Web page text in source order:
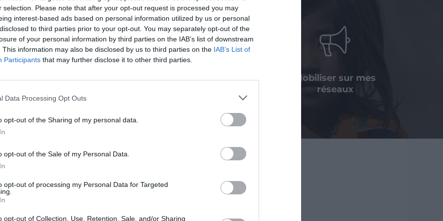
selection. Please note that after your opt-out request is processed you may
interest-based ads based on personal information utilized by us or personal
to third parties prior to your opt-out. You may separately opt-out of the
of your personal information by third parties on the IAB’s list of downstream
This information may also be disclosed by us to third parties on the IAB’s List of
Participants that may further disclose it to other third parties.
Data Processing Opt Outs
opt-out of the Sharing of my personal data.
opt-out of the Sale of my Personal Data.
opt-out of processing my Personal Data for Targeted
opt-out of Collection, Use, Retention, Sale, and/or Sharing
mon
Devenir bénévole
Faire un legs, une
Mobiliser sur mes
réseaux
: